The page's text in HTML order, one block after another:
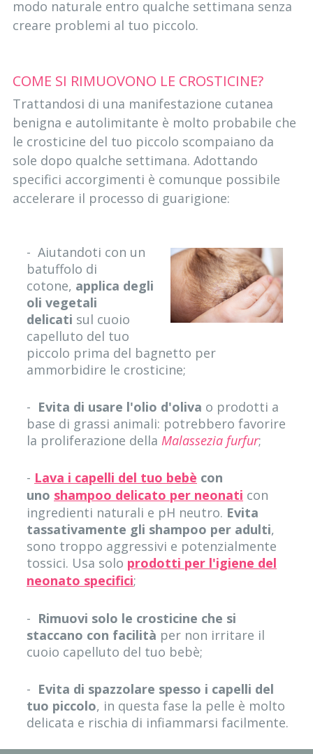
modo naturale entro qualche settimana senza
creare problemi al tuo piccolo.
COME SI RIMUOVONO LE CROSTICINE?
Trattandosi di una manifestazione cutanea
benigna e autolimitante è molto probabile che
le crosticine del tuo piccolo scompaiano da
sole dopo qualche settimana. Adottando
specifici accorgimenti è comunque possibile
accelerare il processo di guarigione:
- Aiutandoti con un
batuffolo di
cotone, applica degli
oli vegetali
delicati sul cuoio
capelluto del tuo
piccolo prima del bagnetto per
ammorbidire le crosticine;
- Evita di usare l'olio d'oliva o prodotti a
base di grassi animali: potrebbero favorire
la proliferazione della Malassezia furfur;
- Lava i capelli del tuo bebè con
uno shampoo delicato per neonati con
ingredienti naturali e pH neutro. Evita
tassativamente gli shampoo per adulti,
sono troppo aggressivi e potenzialmente
tossici. Usa solo prodotti per l'igiene del
neonato specifici;
- Rimuovi solo le crosticine che si
staccano con facilità per non irritare il
cuoio capelluto del tuo bebè;
- Evita di spazzolare spesso i capelli del
tuo piccolo, in questa fase la pelle è molto
delicata e rischia di infiammarsi facilmente.